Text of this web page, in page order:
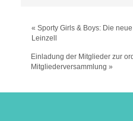
« Sporty Girls & Boys: Die
Leinzell
Einladung der Mitglieder zur
Mitgliederversammlung »